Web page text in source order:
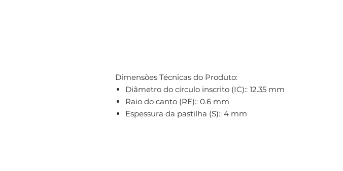
Dimensões Técnicas do Produto:
Diâmetro do círculo inscrito (IC):: 12.35 mm
Raio do canto (RE):: 0.6 mm
Espessura da pastilha (S):: 4 mm